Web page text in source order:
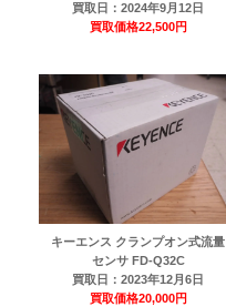
買取日： 2024年9月12日
買取価格22,500円
キーエンス クランプオン式流量
センサ FD-Q32C
買取日： 2023年12月6日
買取価格20,000円